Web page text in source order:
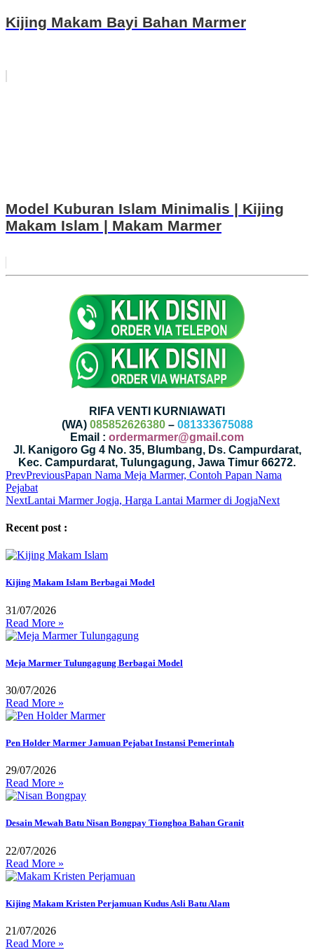
Kijing Makam Bayi Bahan Marmer
Model Kuburan Islam Minimalis | Kijing
Makam Islam | Makam Marmer
RIFA VENTI KURNIAWATI
(WA) 085852626380– 081333675088
Email : ordermarmer@gmail.com
Jl. Kanigoro Gg 4 No. 35, Blumbang, Ds. Campurdarat,
Kec. Campurdarat, Tulungagung, Jawa Timur 66272.
PrevPreviousPapan Nama Meja Marmer, Contoh Papan Nama
Pejabat
NextLantai Marmer Jogja, Harga Lantai Marmer di JogjaNext
Recent post :
Kijing Makam Islam Berbagai Model
31/07/2026
Read More »
Meja Marmer Tulungagung Berbagai Model
30/07/2026
Read More »
Pen Holder Marmer Jamuan Pejabat Instansi Pemerintah
29/07/2026
Read More »
Desain Mewah Batu Nisan Bongpay Tionghoa Bahan Granit
22/07/2026
Read More »
Kijing Makam Kristen Perjamuan Kudus Asli Batu Alam
21/07/2026
Read More »